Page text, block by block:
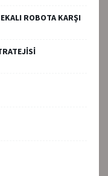
ROBOTA KARŞI